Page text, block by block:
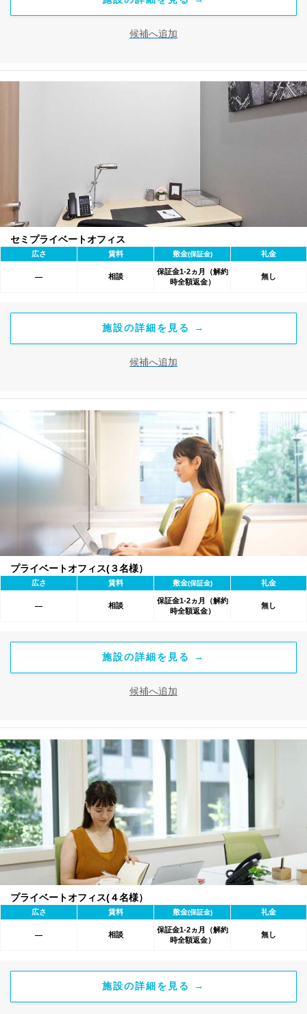
候補へ追加
セミプライベートオフィス
広さ 賃料 敷金(保証金) 礼金
― 相談
保証金1-2ヵ月（解約
時全額返金）
無し
施設の詳細を見る →
候補へ追加
プライベートオフィス(３名様）
広さ 賃料 敷金(保証金) 礼金
― 相談
保証金1-2ヵ月（解約
時全額返金）
無し
施設の詳細を見る →
候補へ追加
プライベートオフィス(４名様）
広さ 賃料 敷金(保証金) 礼金
― 相談
保証金1-2ヵ月（解約
時全額返金）
無し
施設の詳細を見る →